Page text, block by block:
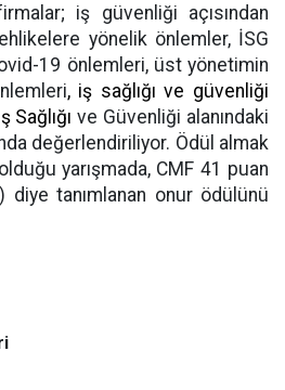
iş güvenliği açısından
yönelik önlemler, İSG
19 önlemleri, üst yönetimin
, iş sağlığı ve güvenliği
Sağlığıve Güvenliği alanındaki
değerlendiriliyor. Ödül almak
yarışmada, CMF 41 puan
diye tanımlanan onur ödülünü